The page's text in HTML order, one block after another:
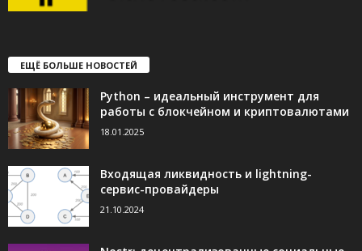
ЕЩЁ БОЛЬШЕ НОВОСТЕЙ
Python – идеальный инструмент для
работы с блокчейном и криптовалютами
18.01.2025
Входящая ликвидность и lightning-
сервис-провайдеры
21.10.2024